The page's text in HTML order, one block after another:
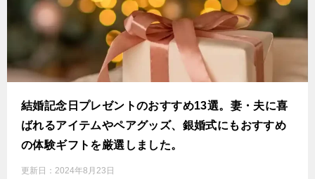
結婚記念日プレゼントのおすすめ13選。妻・夫に喜
ばれるアイテムやペアグッズ、銀婚式にもおすすめ
の体験ギフトを厳選しました。
更新日： 2024年8月23日